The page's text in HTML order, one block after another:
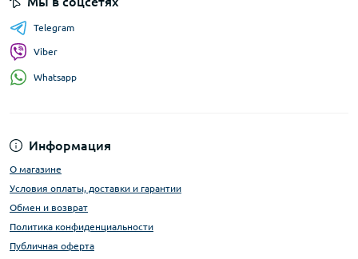
Информация
О магазине
Условия оплаты, доставки и гарантии
Обмен и возврат
Политика конфиденциальности
Публичная оферта
Telegram
Viber
Whatsapp